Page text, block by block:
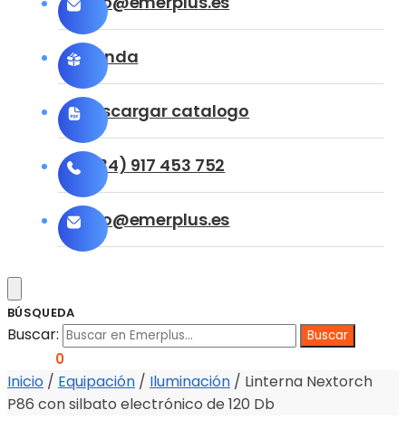
Tienda
Descargar catalogo
(+34) 917 453 752
info@emerplus.es
BÚSQUEDA
Buscar:
0
Inicio / Equipación / Iluminación / Linterna Nextorch
P86 con silbato electrónico de 120 Db